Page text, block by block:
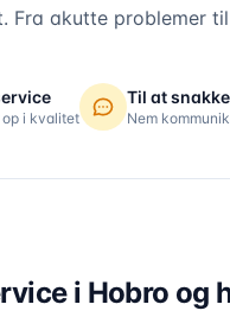
Fra akutte problemer
op i kvalitet
Til at
Nem
i Hobro og